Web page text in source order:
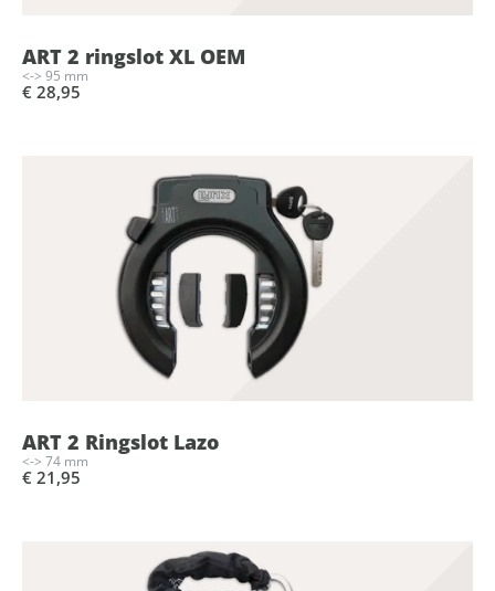
ART 2 ringslot XL OEM
<-> 95 mm
€ 28,95
ART 2 Ringslot Lazo
<-> 74 mm
€ 21,95